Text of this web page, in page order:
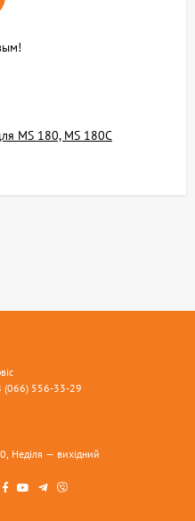
MS 180, MS 180C
(066) 556-33-29
Неділя — вихідний